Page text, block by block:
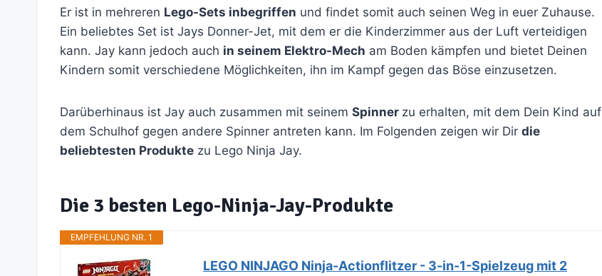
Er ist in mehreren Lego-Sets inbegriffen und findet somit auch seinen Weg in euer Zuhause.
Ein beliebtes Set ist Jays Donner-Jet, mit dem er die Kinderzimmer aus der Luft verteidigen
kann. Jay kann jedoch auch in seinem Elektro-Mech am Boden kämpfen und bietet Deinen
Kindern somit verschiedene Möglichkeiten, ihn im Kampf gegen das Böse einzusetzen.
Darüberhinaus ist Jay auch zusammen mit seinem Spinner zu erhalten, mit dem Dein Kind auf
dem Schulhof gegen andere Spinner antreten kann. Im Folgenden zeigen wir Dir die
beliebtesten Produkte zu Lego Ninja Jay.
Die 3 besten Lego-Ninja-Jay-Produkte
EMPFEHLUNG NR. 1
LEGO NINJAGO Ninja-Actionflitzer - 3-in-1-Spielzeug mit 2